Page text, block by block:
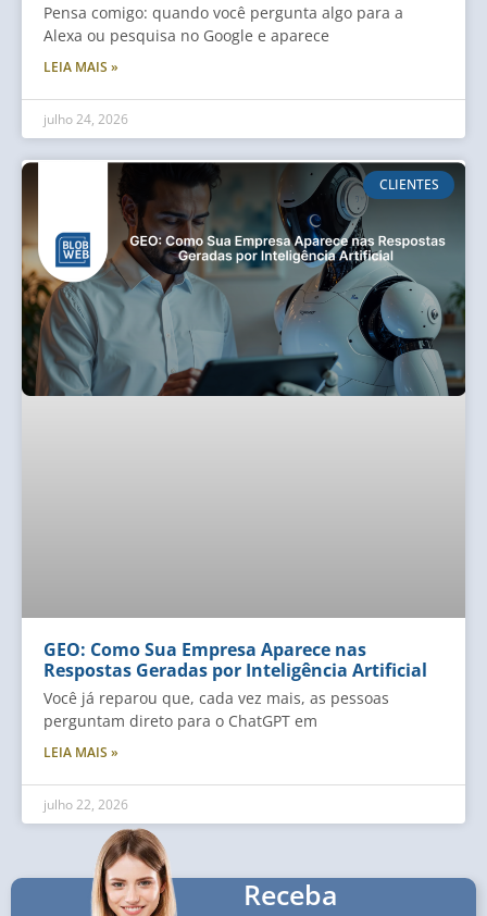
Pensa comigo: quando você pergunta algo para a
Alexa ou pesquisa no Google e aparece
LEIA MAIS »
julho 24, 2026
CLIENTES
GEO: Como Sua Empresa Aparece nas
Respostas Geradas por Inteligência Artificial
Você já reparou que, cada vez mais, as pessoas
perguntam direto para o ChatGPT em
LEIA MAIS »
julho 22, 2026
Receba